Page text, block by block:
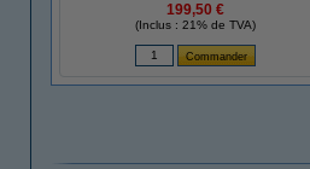
199,50 €
(Inclus : 21% de TVA)